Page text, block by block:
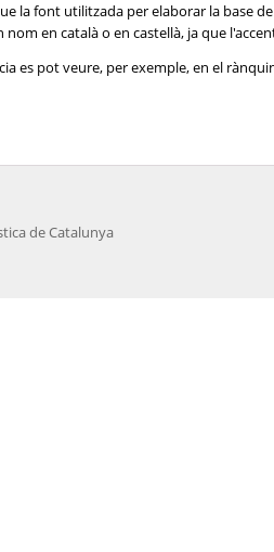
la font utilitzada per elaborar la base
en català o en castellà, ja que
es pot veure, per exemple, en el
de Catalunya